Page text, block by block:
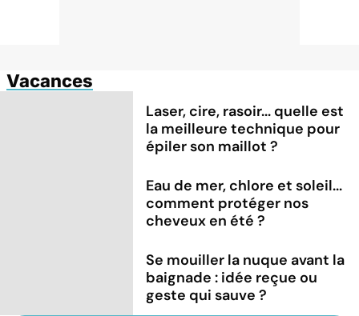
Vacances
Laser, cire, rasoir... quelle est
la meilleure technique pour
épiler son maillot ?
Eau de mer, chlore et soleil...
comment protéger nos
cheveux en été ?
Se mouiller la nuque avant la
baignade : idée reçue ou
geste qui sauve ?